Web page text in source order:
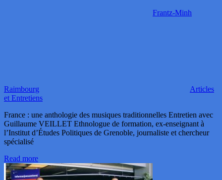
Frantz-Minh
Raimbourg
Articles
et Entretiens
France : une anthologie des musiques traditionnelles Entretien avec
Guillaume VEILLET Ethnologue de formation, ex-enseignant à
l’Institut d’Études Politiques de Grenoble, journaliste et chercheur
spécialisé
Read more